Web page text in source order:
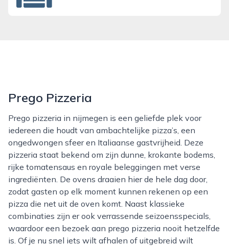
Prego Pizzeria
Prego pizzeria in nijmegen is een geliefde plek voor
iedereen die houdt van ambachtelijke pizza’s, een
ongedwongen sfeer en Italiaanse gastvrijheid. Deze
pizzeria staat bekend om zijn dunne, krokante bodems,
rijke tomatensaus en royale beleggingen met verse
ingrediënten. De ovens draaien hier de hele dag door,
zodat gasten op elk moment kunnen rekenen op een
pizza die net uit de oven komt. Naast klassieke
combinaties zijn er ook verrassende seizoensspecials,
waardoor een bezoek aan prego pizzeria nooit hetzelfde
is. Of je nu snel iets wilt afhalen of uitgebreid wilt